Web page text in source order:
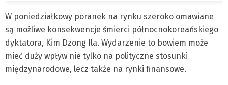
W poniedziałkowy poranek na rynku szeroko omawiane
są możliwe konsekwencje śmierci północnokoreańskiego
dyktatora, Kim Dzong Ila. Wydarzenie to bowiem może
mieć duży wpływ nie tylko na polityczne stosunki
międzynarodowe, lecz także na rynki finansowe.